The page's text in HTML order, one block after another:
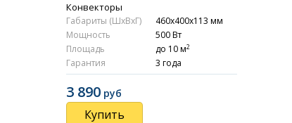
Конвекторы
Габариты (ШxВxГ)
460x400x113 мм
Мощность
500 Вт
Площадь
до 10 м2
Гарантия 3 года
3 890 руб
Купить